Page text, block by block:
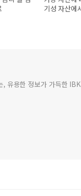
기성 자산에
, 유용한 정보가 가득한